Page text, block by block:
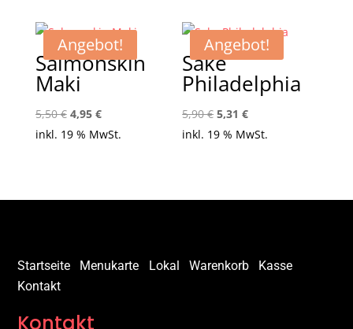
Angebot!
Salmonskin
Maki
5,50€ Ursprünglicher
Preis
4,95 €Aktueller
Preis
inkl. 19 % MwSt.
Angebot!
Sake
Philadelphia
5,90€ Ursprünglicher
Preis
5,31€Aktueller
Preis
inkl. 19 % MwSt.
Startseite Menukarte Lokal Warenkorb
Kasse
Kontakt
Kontakt